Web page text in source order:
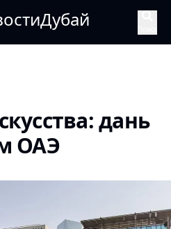
дань
ОАЭ